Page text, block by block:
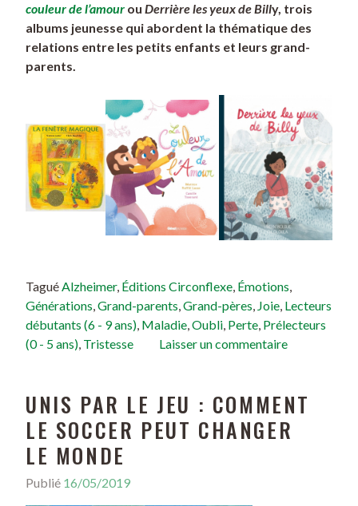
couleur de l’amour ou Derrière les yeux de Billy, trois
albums jeunesse qui abordent la thématique des
relations entre les petits enfants et leurs grand-
parents.
TaguéAlzheimer, Éditions Circonflexe, Émotions,
Générations,Grand-parents,Grand-pères, Joie, Lecteurs
débutants (6 - 9 ans), Maladie,Oubli, Perte, Prélecteurs
(0 - 5 ans), Tristesse Laisser un commentaire
UNIS PAR LE JEU : COMMENT
LE SOCCER PEUT CHANGER
LE MONDE
Publié 16/05/2019